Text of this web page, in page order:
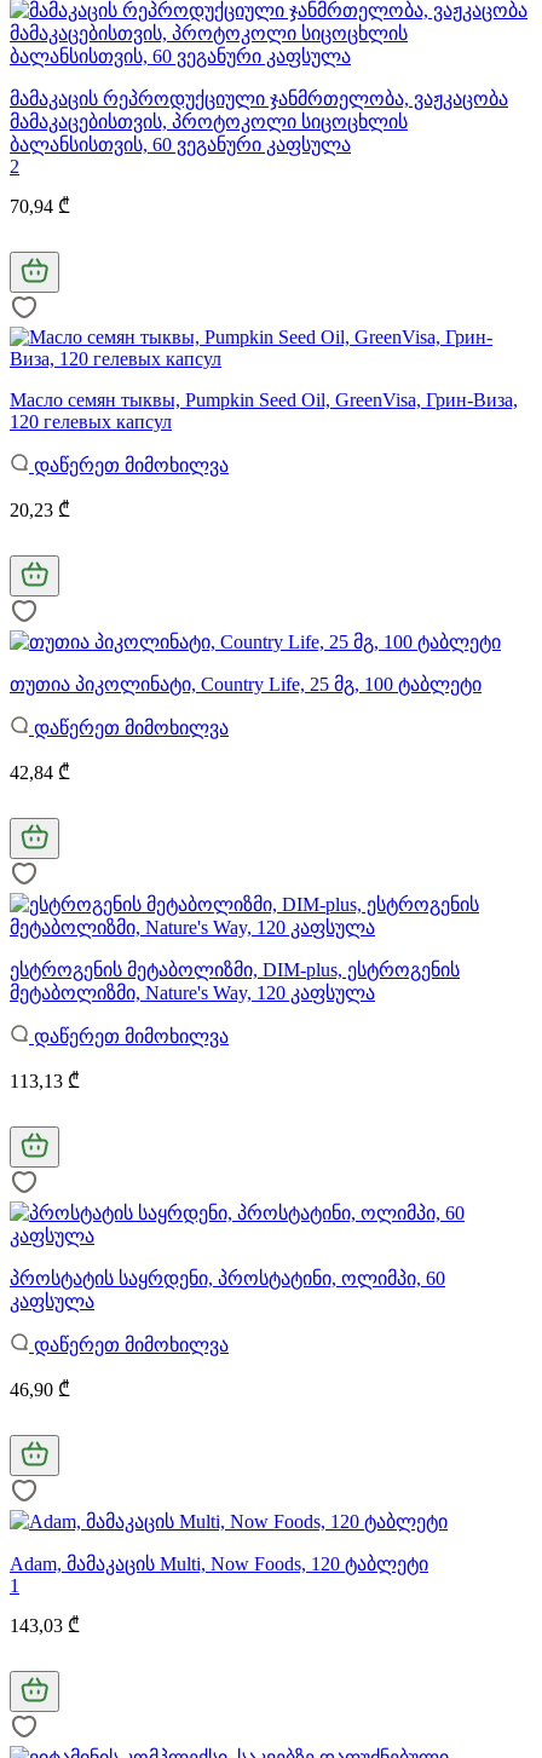
მამაკაცის რეპროდუქციული ჯანმრთელობა, ვაჟკაცობა
მამაკაცებისთვის, პროტოკოლი სიცოცხლის
ბალანსისთვის, 60 ვეგანური კაფსულა
2
70,94 ₾
Масло семян тыквы, Pumpkin Seed Oil, GreenVisa, Грин-Виза,
120 гелевых капсул
დაწერეთ მიმოხილვა
20,23 ₾
თუთია პიკოლინატი, Country Life, 25 მგ, 100 ტაბლეტი
დაწერეთ მიმოხილვა
42,84 ₾
ესტროგენის მეტაბოლიზმი, DIM-plus, ესტროგენის
მეტაბოლიზმი, Nature's Way, 120 კაფსულა
დაწერეთ მიმოხილვა
113,13 ₾
პროსტატის საყრდენი, პროსტატინი, ოლიმპი, 60
კაფსულა
დაწერეთ მიმოხილვა
46,90 ₾
Adam, მამაკაცის Multi, Now Foods, 120 ტაბლეტი
1
143,03 ₾